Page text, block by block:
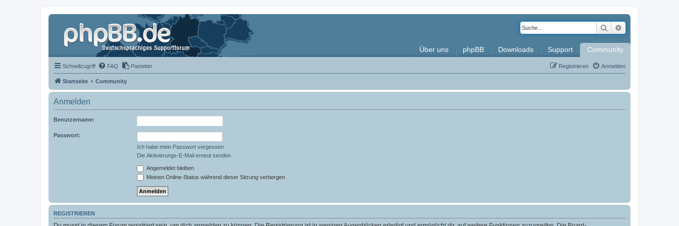
Suche
Über uns phpBB Downloads Support Community
Schnellzugriff FAQ Pastebin Anmelden
Registrieren
Startseite Community
Anmelden
Benutzername:
Passwort:
Ich habe mein Passwort vergessen
Die Aktivierungs-E-Mail erneut senden
Angemeldet bleiben
Meinen Online-Status während dieser Sitzung verbergen
REGISTRIEREN